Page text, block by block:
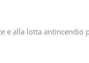
e alla lotta antincendio